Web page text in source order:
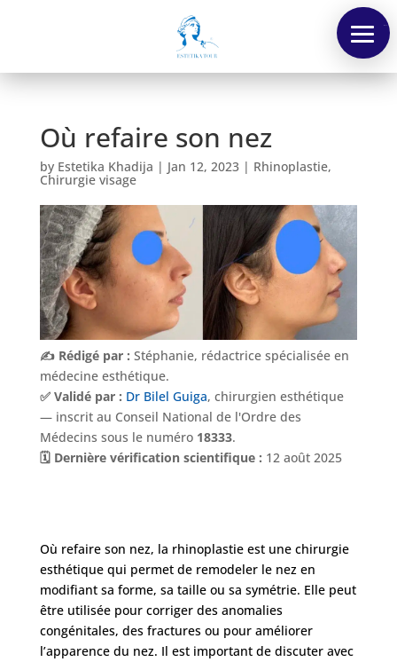
Où refaire son nez
by Estetika Khadija | Jan 12, 2023| Rhinoplastie,
Chirurgie visage
✍️ Rédigé par : Stéphanie, rédactrice spécialisée en
médecine esthétique.
✅ Validé par : Dr Bilel Guiga, chirurgien esthétique
— inscrit au Conseil National de l'Ordre des
Médecins sous le numéro 18333.
🗓️ Dernière vérification scientifique : 12 août 2025
Où refaire son nez, la rhinoplastie est une chirurgie
esthétique qui permet de remodeler le nez en
modifiant sa forme, sa taille ou sa symétrie. Elle peut
être utilisée pour corriger des anomalies
congénitales, des fractures ou pour améliorer
l’apparence du nez. Il est important de discuter avec